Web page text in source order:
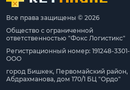
Все права защищены © 2026
Общество с ограниченной
ответственностью "Фокс Логистикс"
Регистрационный номер: 191248-3301-
ООО
город Бишкек, Первомайский район,
Абдрахманова, дом 170/1 БЦ "Ордо"